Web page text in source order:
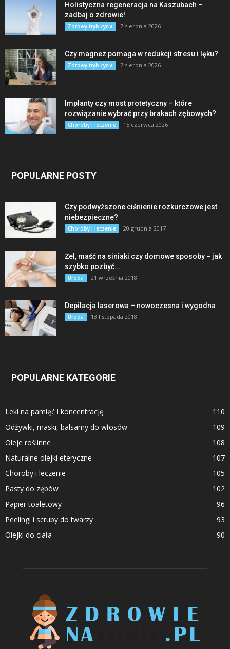
Holistyczna regeneracja na Kaszubach –
zadbaj o zdrowie!
Zdrowy tryb życia 7 sierpnia 2026
Czy magnez pomaga w redukcji stresu i lęku?
Zdrowy tryb życia 7 sierpnia 2026
Implanty czy most protetyczny – które
rozwiązanie wybrać przy brakach zębowych?
Choroby i leczenie 15 czerwca 2026
POPULARNE POSTY
Czy podwyższone ciśnienie rozkurczowe jest
niebezpieczne?
Choroby i leczenie 20 grudnia 2017
Żel, maść na siniaki czy domowe sposoby − jak
szybko pozbyć...
Uroda 21 września 2018
Depilacja laserowa – nowoczesna i wygodna
Uroda 13 listopada 2018
POPULARNE KATEGORIE
Leki na pamięć i koncentrację
110
Odżywki, maski, balsamy do włosów
109
Oleje roślinne
108
Naturalne olejki eteryczne
107
Choroby i leczenie
105
Pasty do zębów
102
Papier toaletowy
96
Peelingi i scruby do twarzy
93
Olejki do ciała
90